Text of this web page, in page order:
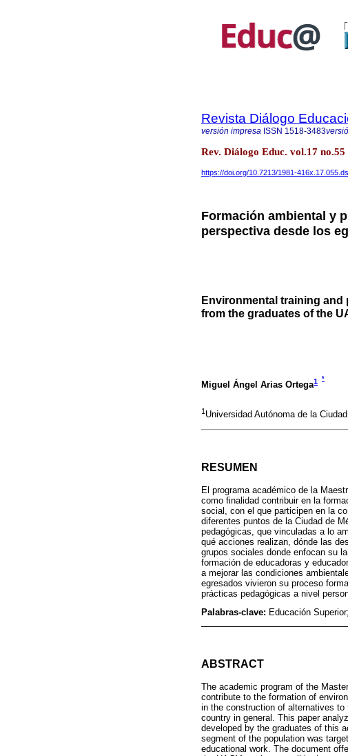
Revista Diálogo
versión impresa ISSN 1518-3483
Rev. Diálogo Educ. vol.17
https://doi.org/10.7213/1981-
Formación ambiental y
perspectiva desde los
Environmental training
from the graduates of the
Miguel Ángel Arias Ortega1 *
1 Universidad Autónoma de la
RESUMEN
El programa académico de la
como finalidad contribuir en la
social, con el que participen en la
diferentes puntos de la Ciudad de
pedagógicas, que vinculadas a lo
qué acciones realizan, dónde las
grupos sociales donde enfocan su
formación de educadoras y
a mejorar las condiciones
egresados vivieron su proceso
prácticas pedagógicas a nivel
Palabras-clave: Educación
ABSTRACT
The academic program of the
contribute to the formation of
in the construction of alternatives
country in general. This paper
developed by the graduates of this
segment of the population was
educational work. The document